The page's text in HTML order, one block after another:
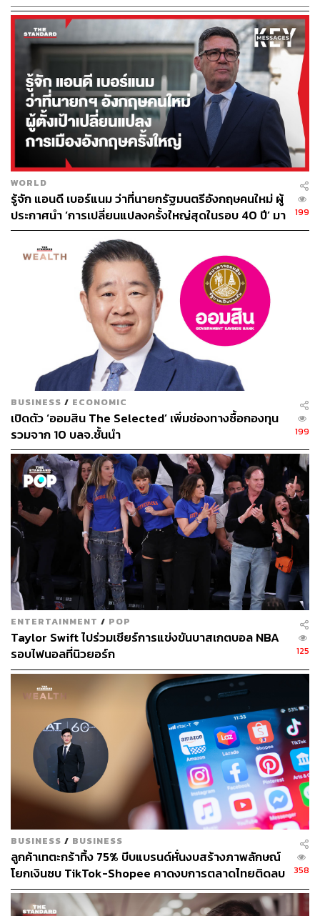
86
ABOUT THE AUTHOR
ดิษยุตม์ ธนบุญชัย
บรรณาธิการข่าวกีฬา สำนักข่าว THE
WORLD
รู้จัก แอนดี เบอร์แนม ว่าที่นายกรัฐมนตรีอังกฤษคนใหม่ ผู้
ประกาศนำ ‘การเปลี่ยนแปลงครั้งใหญ่สุดในรอบ 40 ปี’ มา
สู่การเมืองอังกฤษ
199
BUSINESS / ECONOMIC
เปิดตัว ‘ออมสิน The Selected’ เพิ่มช่องทางซื้อกองทุน
รวมจาก 10 บลจ.ชั้นนำ
199
ENTERTAINMENT / POP
Taylor Swift ไปร่วมเชียร์การแข่งขันบาสเกตบอล NBA
รอบไฟนอลที่นิวยอร์ก
125
BUSINESS / BUSINESS
ลูกค้าเทตะกร้าทิ้ง 75% บีบแบรนด์หั่นงบสร้างภาพลักษณ์
โยกเงินซบ TikTok-Shopee คาดงบการตลาดไทยติดลบ
ครั้งแรกในรอบ 14 ปี
358